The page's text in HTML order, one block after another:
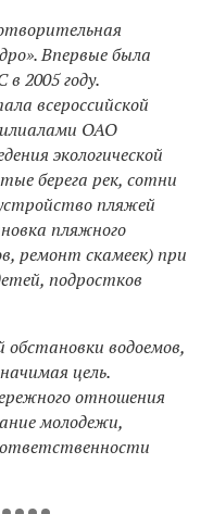
Впервые была
2005 году.
всероссийской
ОАО
экологической
берега рек, сотни
пляжей
пляжного
ремонт скамеек) при
подростков
обстановки водоемов,
цель.
отношения
молодежи,